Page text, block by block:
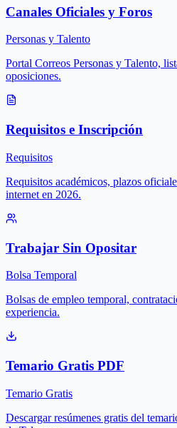
Canales Oficiales y Foros
Personas y Talento
Portal Correos Personas y Talento,
oposiciones.
Requisitos e Inscripción
Requisitos
Requisitos académicos, plazos
internet en 2026.
Trabajar Sin Opositar
Bolsa Temporal
Bolsas de empleo temporal,
experiencia.
Temario Gratis PDF
Temario Gratis
Descargar resúmenes gratis del